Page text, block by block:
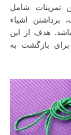
تمرینات شامل
برداشتن اشیاء
هدف از این
برای بازگشت به